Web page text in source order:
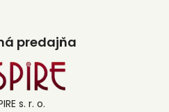
predajňa
s. r. o.